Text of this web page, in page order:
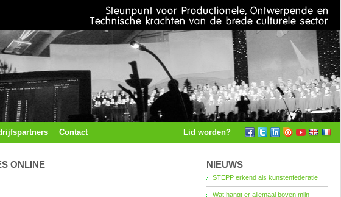
Contact Lid worden?
ONLINE NIEUWS
STEPP erkend als kunstenfederatie
Wat hangt er allemaal boven mijn